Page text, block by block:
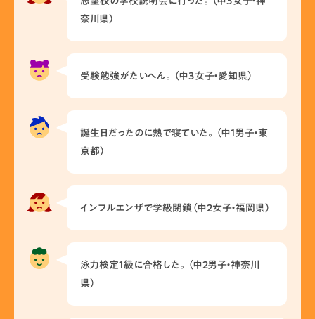
奈川県）
受験勉強がたいへん。（中3女子・愛知県）
誕生日だったのに熱で寝ていた。（中1男子・東
京都）
インフルエンザで学級閉鎖（中2女子・福岡県）
泳力検定1級に合格した。（中2男子・神奈川
県）